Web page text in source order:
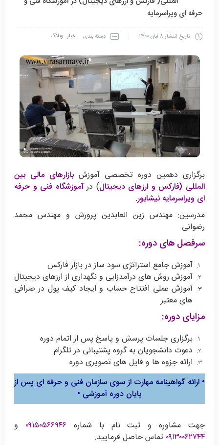
حرفه ای ویراسرمایه
تاریخ انتشار8 آبان 1400 دسته بندی اخبار وبلاگ
برگزاری دهمین دوره تخصصی آموزش بازارهای مالی بین
المللی (فارکس و ارزهای دیجیتال) درآموزشگاه فنی و حرفه
ای ویراسرمایه نیشابور.
مدرسین: مهندس زین العابدین پرورش و مهندس محمد
رضوانی
سرفصل های دوره:
آموزش جامع استراتژی سود ساز در بازار فارکس
آموزش روش های درآمدزایی و نگهداری از ارزهای دیجیتال
آموزش عملی افتتاح حساب و ایجاد کیف پول در صرافی
های معتبر
مزایای دوره:
برگزاری جلسات پرسش و پاسخ پس از اتمام دوره
دعوت دانشجویان به گروه پشتیبانی در تلگرام
ارائه جزوه ها و فایل های تصویری دوره
• ارائه گواهینامه مهارت از سوی سازمان فنی و حرفه ای پس از
پایان دوره آموزشی •
جهت مشاوره و ثبت نام با شماره ۰۹۱۵۰۵۶۶۹۴۶ و
۰۹۱۳۰۰۶۲۷۴۴ تماس حاصل فرمایید.